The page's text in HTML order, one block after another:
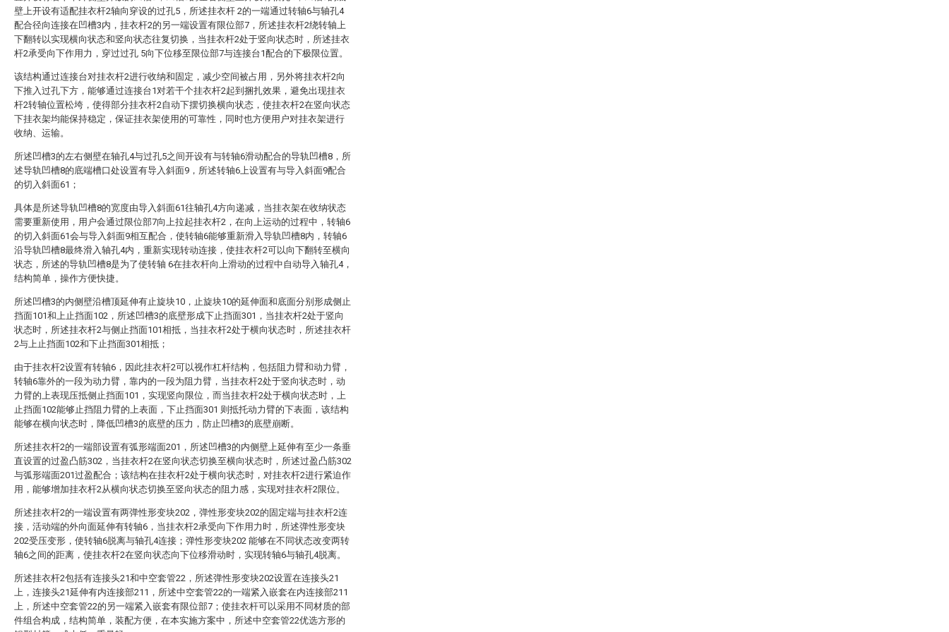
壁上开设有适配挂衣杆2轴向穿设的过孔5，所述挂衣杆 2的一端通过转轴6与轴孔4
配合径向连接在凹槽3内，挂衣杆2的另一端设置有限位部7，所述挂衣杆2绕转轴上
下翻转以实现横向状态和竖向状态往复切换，当挂衣杆2处于竖向状态时，所述挂衣
杆2承受向下作用力，穿过过孔 5向下位移至限位部7与连接台1配合的下极限位置。
该结构通过连接台对挂衣杆2进行收纳和固定，减少空间被占用，另外将挂衣杆2向
下推入过孔下方，能够通过连接台1对若干个挂衣杆2起到捆扎效果，避免出现挂衣
杆2转轴位置松垮，使得部分挂衣杆2自动下摆切换横向状态，使挂衣杆2在竖向状态
下挂衣架均能保持稳定，保证挂衣架使用的可靠性，同时也方便用户对挂衣架进行
收纳、运输。
所述凹槽3的左右侧壁在轴孔4与过孔5之间开设有与转轴6滑动配合的导轨凹槽8，所
述导轨凹槽8的底端槽口处设置有导入斜面9，所述转轴6上设置有与导入斜面9配合
的切入斜面61；
具体是所述导轨凹槽8的宽度由导入斜面61往轴孔4方向递减，当挂衣架在收纳状态
需要重新使用，用户会通过限位部7向上拉起挂衣杆2，在向上运动的过程中，转轴6
的切入斜面61会与导入斜面9相互配合，使转轴6能够重新滑入导轨凹槽8内，转轴6
沿导轨凹槽8最终滑入轴孔4内，重新实现转动连接，使挂衣杆2可以向下翻转至横向
状态，所述的导轨凹槽8是为了使转轴 6在挂衣杆向上滑动的过程中自动导入轴孔4，
结构简单，操作方便快捷。
所述凹槽3的内侧壁沿槽顶延伸有止旋块10，止旋块10的延伸面和底面分别形成侧止
挡面101和上止挡面102，所述凹槽3的底壁形成下止挡面301，当挂衣杆2处于竖向
状态时，所述挂衣杆2与侧止挡面101相抵，当挂衣杆2处于横向状态时，所述挂衣杆
2与上止挡面102和下止挡面301相抵；
由于挂衣杆2设置有转轴6，因此挂衣杆2可以视作杠杆结构，包括阻力臂和动力臂，
转轴6靠外的一段为动力臂，靠内的一段为阻力臂，当挂衣杆2处于竖向状态时，动
力臂的上表现压抵侧止挡面101，实现竖向限位，而当挂衣杆2处于横向状态时，上
止挡面102能够止挡阻力臂的上表面，下止挡面301 则抵托动力臂的下表面，该结构
能够在横向状态时，降低凹槽3的底壁的压力，防止凹槽3的底壁崩断。
所述挂衣杆2的一端部设置有弧形端面201，所述凹槽3的内侧壁上延伸有至少一条垂
直设置的过盈凸筋302，当挂衣杆2在竖向状态切换至横向状态时，所述过盈凸筋302
与弧形端面201过盈配合；该结构在挂衣杆2处于横向状态时，对挂衣杆2进行紧迫作
用，能够增加挂衣杆2从横向状态切换至竖向状态的阻力感，实现对挂衣杆2限位。
所述挂衣杆2的一端设置有两弹性形变块202，弹性形变块202的固定端与挂衣杆2连
接，活动端的外向面延伸有转轴6，当挂衣杆2承受向下作用力时，所述弹性形变块
202受压变形，使转轴6脱离与轴孔4连接；弹性形变块202 能够在不同状态改变两转
轴6之间的距离，使挂衣杆2在竖向状态向下位移滑动时，实现转轴6与轴孔4脱离。
所述挂衣杆2包括有连接头21和中空套管22，所述弹性形变块202设置在连接头21
上，连接头21延伸有内连接部211，所述中空套管22的一端紧入嵌套在内连接部211
上，所述中空套管22的另一端紧入嵌套有限位部7；使挂衣杆可以采用不同材质的部
件组合构成，结构简单，装配方便，在本实施方案中，所述中空套管22优选方形的